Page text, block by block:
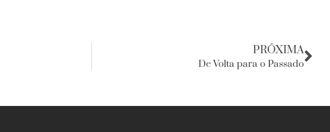
PRÓXIMA
De Volta para o Passado